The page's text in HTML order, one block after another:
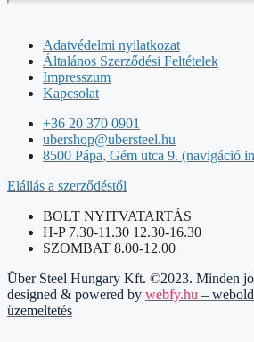
Adatvédelmi nyilatkozat
Általános Szerződési Feltételek
Impresszum
Kapcsolat
+36 20 370 0901
ubershop@ubersteel.hu
8500 Pápa, Gém utca 9. (navigáció
Elállás a szerződéstől
BOLT NYITVATARTÁS
H-P 7.30-11.30 12.30-16.30
SZOMBAT 8.00-12.00
Über Steel Hungary Kft. ©2023. Minden
designed & powered by webfy.hu –
üzemeltetés